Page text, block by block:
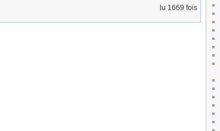
lu 1669 fois